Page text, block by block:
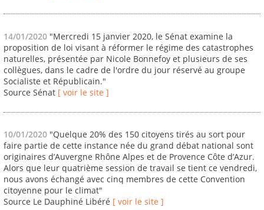
14/01/2020 "Mercredi 15 janvier 2020, le Sénat examine la
proposition de loi visant à réformer le régime des catastrophes
naturelles, présentée par Nicole Bonnefoy et plusieurs de ses
collègues, dans le cadre de l'ordre du jour réservé au groupe
Socialiste et Républicain."
Source Sénat [ voir le site ]
10/01/2020 "Quelque 20% des 150 citoyens tirés au sort pour
faire partie de cette instance née du grand débat national sont
originaires d’Auvergne Rhône Alpes et de Provence Côte d’Azur.
Alors que leur quatrième session de travail se tient ce vendredi,
nous avons échangé avec cinq membres de cette Convention
citoyenne pour le climat"
Source Le Dauphiné Libéré [ voir le site ]